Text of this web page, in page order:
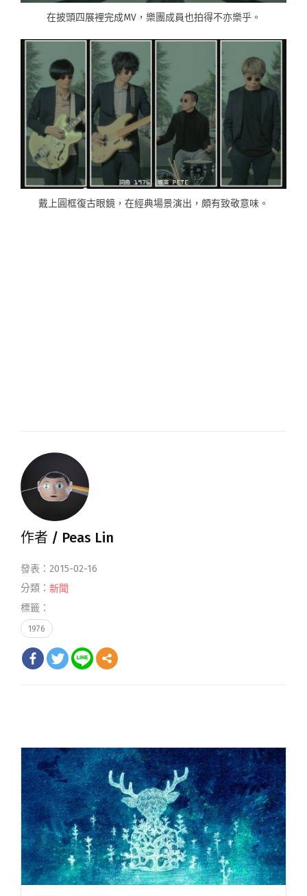
在披頭四展裡完成MV，樂團成員也拍得不亦樂乎。
戴上圓框復古眼鏡，在經典場景演出，頗有致敬意味。
作者 / Peas Lin
發表：2015-02-16
分類： 新聞
標籤：
1976